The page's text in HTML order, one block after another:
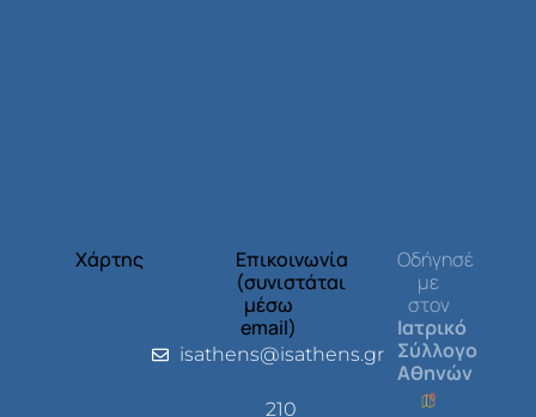
Χάρτης
Επικοινωνία
(συνιστάται
μέσω
email)
isathens@isathens.gr
210
Οδήγησέ
με
στον
Ιατρικό
Σύλλογο
Αθηνών